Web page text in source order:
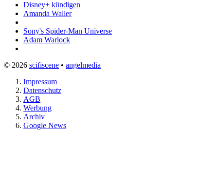
Disney+ kündigen
Amanda Waller
Sony's Spider-Man Universe
Adam Warlock
© 2026 scifiscene • angelmedia
Impressum
Datenschutz
AGB
Werbung
Archiv
Google News